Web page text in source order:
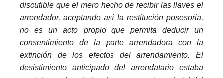
discutible que el mero hecho de recibir las llaves el
arrendador, aceptando así la restitución posesoria,
no es un acto propio que permita deducir un
consentimiento de la parte arrendadora con la
extinción de los efectos del arrendamiento. El
desistimiento anticipado del arrendatario estaba